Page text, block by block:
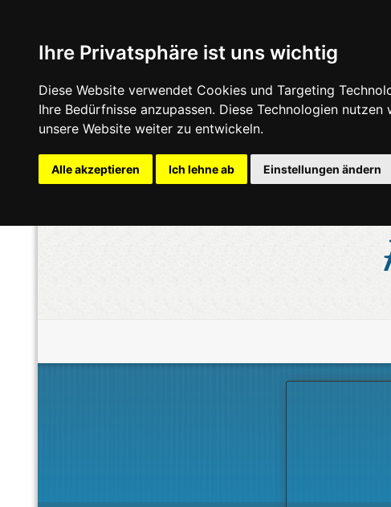
Ihre Privatsphäre ist uns wichtig
Diese Website verwendet Cookies und Targeting
Ihre Bedürfnisse anzupassen. Diese Technologien
unsere Website weiter zu entwickeln.
Alle akzeptieren Ich lehne ab Einstellungen ändern